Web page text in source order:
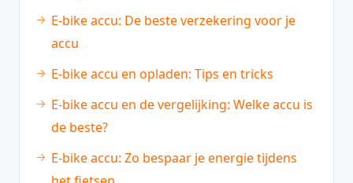
E-bike accu: De beste verzekering voor je
accu
E-bike accu en opladen: Tips en tricks
E-bike accu en de vergelijking: Welke accu is
de beste?
E-bike accu: Zo bespaar je energie tijdens